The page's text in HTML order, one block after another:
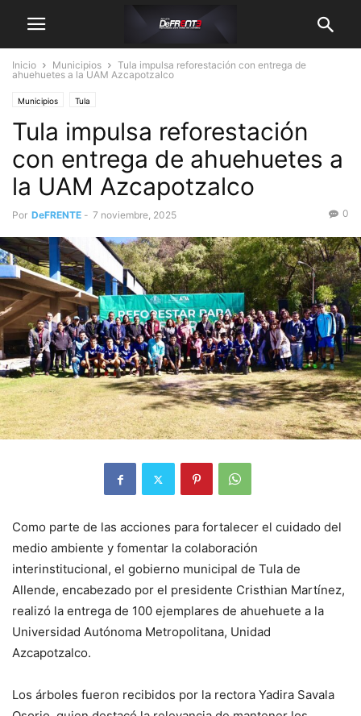
Inicio Municipios
Tula impulsa reforestación con entrega de
ahuehuetes a la UAM Azcapotzalco
Municipios Tula
Tula impulsa reforestación
con entrega de ahuehuetes a
la UAM Azcapotzalco
Por DeFRENTE - 7 noviembre, 2025 0
Como parte de las acciones para fortalecer el cuidado del
medio ambiente y fomentar la colaboración
interinstitucional, el gobierno municipal de Tula de
Allende, encabezado por el presidente Cristhian Martínez,
realizó la entrega de 100 ejemplares de ahuehuete a la
Universidad Autónoma Metropolitana, Unidad
Azcapotzalco.
Los árboles fueron recibidos por la rectora Yadira Savala